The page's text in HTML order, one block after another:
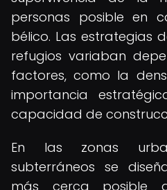
personas posible en
bélico. Las estrategias
refugios variaban
factores, como la
importancia
capacidad de
En las zonas
subterráneos se
más cerca posible